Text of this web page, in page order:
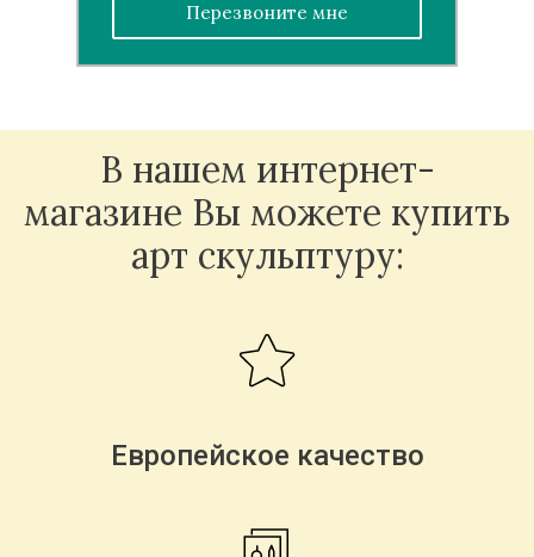
Перезвоните мне
В нашем интернет-
магазине Вы можете купить
арт скульптуру:
Европейское качество